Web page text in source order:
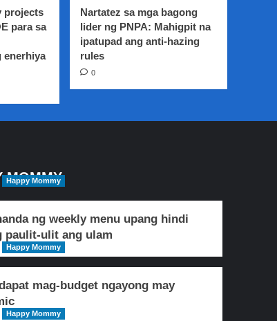
projects
para sa
enerhiya
Nartatez sa mga bagong
lider ng PNPA: Mahigpit na
ipatupad ang anti-hazing
rules
0
MOMMY
Happy Mommy
ng weekly menu upang hindi
paulit-ulit ang ulam
Happy Mommy
mag-budget ngayong may
Happy Mommy